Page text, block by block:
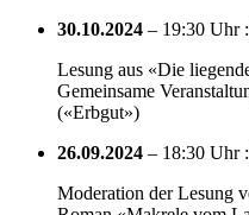
30.10.2024 – 19:30 Uhr
Lesung aus «Die
Gemeinsame
(«Erbgut»)
26.09.2024 – 18:30 Uhr
Moderation der Lesung